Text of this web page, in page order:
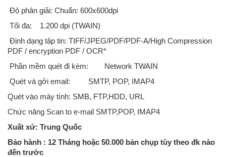
Độ phân giải: Chuẩn: 600x600dpi
Tối đa:
1.200 dpi (TWAIN)
Định dạng tập tin: TIFF/JPEG/PDF/PDF-A/High Compression
PDF / encryption PDF / OCR*
Phần mềm quét đi kèm:
Network TWAIN
Quét và gởi email:
SMTP, POP, IMAP4
Quét vào máy tính: SMB, FTP,HDD, URL
Chức năng Scan to e-mail SMTP,POP, IMAP4
Xuất xứ: Trung Quốc
Bảo hành : 12 Tháng hoặc 50.000 bản chụp tùy theo đk nào
đến trước
Máy Photocopy Ricoh MP5002 ( copy/in/scan mạng) là dòng máy cũ
nhập khẩu sản xuất năm 2014/2015CHỨC NĂNG SAO CHỤPQuét,
tạo ảnh bằng 2 tia laser và in bằng tĩnh điệnTốc độ sao chụp: 50 trang/